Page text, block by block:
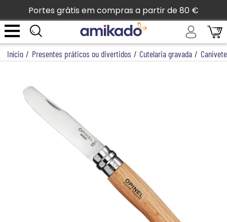
Portes grátis em compras a partir de 80 €
Início / Presentes práticos ou divertidos / Cutelaria gravada /